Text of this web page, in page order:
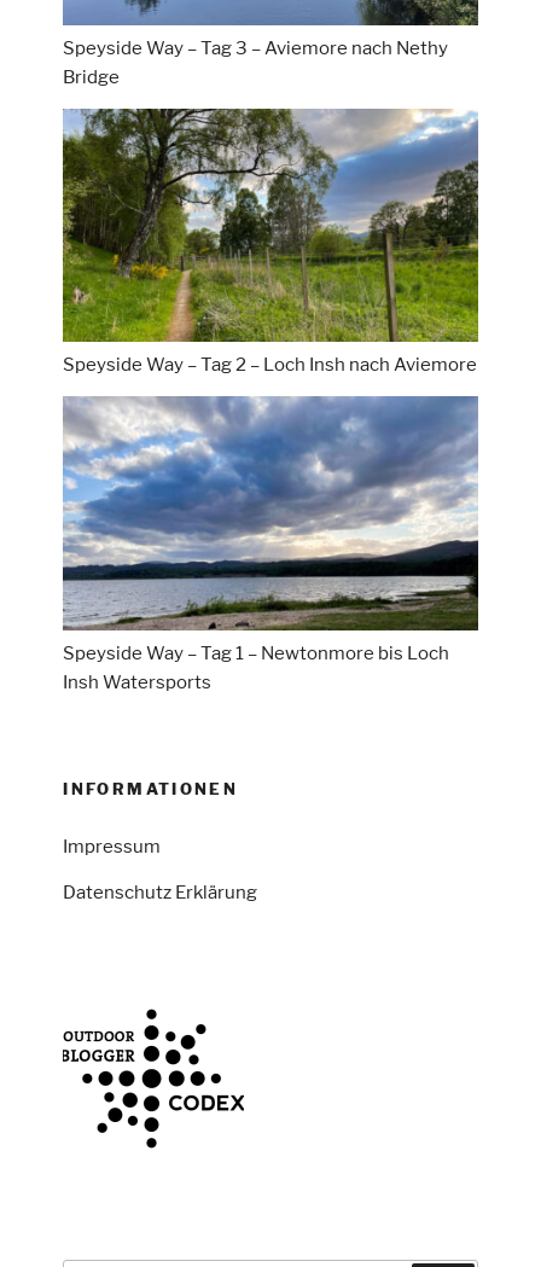
Speyside Way – Tag 3 – Aviemore nach Nethy
Bridge
Speyside Way – Tag 2 – Loch Insh nach Aviemore
Speyside Way – Tag 1 – Newtonmore bis Loch
Insh Watersports
INFORMATIONEN
Impressum
Datenschutz Erklärung